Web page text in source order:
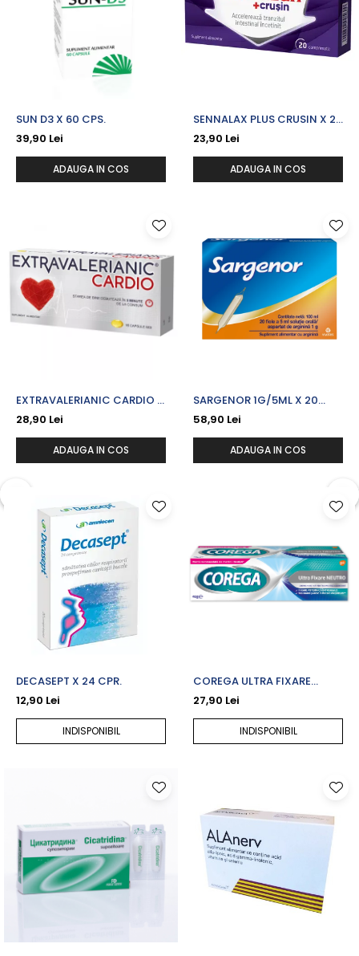
SUN D3 X 60 CPS.
39,90 Lei
ADAUGA IN COS
SENNALAX PLUS CRUSIN X 20
CPR.
23,90 Lei
ADAUGA IN COS
EXTRAVALERIANIC CARDIO X
15 CPS.
28,90 Lei
ADAUGA IN COS
SARGENOR 1G/5ML X 20
FIOLE BUVABILE
58,90 Lei
ADAUGA IN COS
DECASEPT X 24 CPR.
12,90 Lei
INDISPONIBIL
COREGA ULTRA FIXARE
NEUTRO X 40 G
27,90 Lei
INDISPONIBIL